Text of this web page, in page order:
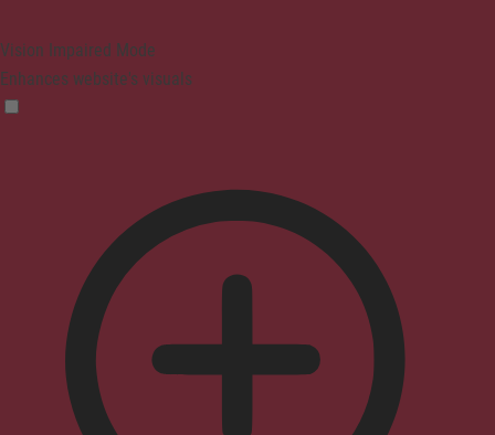
Vision Impaired Mode
Enhances website's visuals